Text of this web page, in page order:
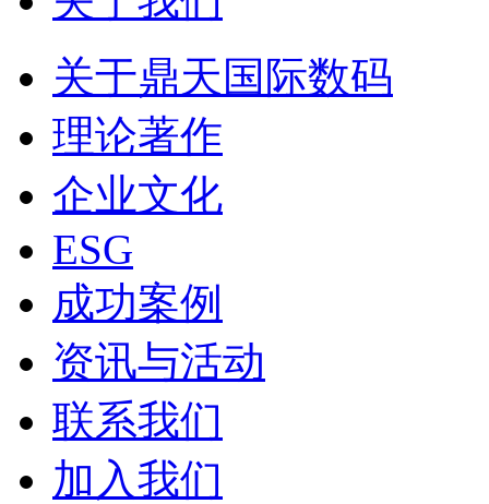
关于鼎天国际数码
理论著作
企业文化
ESG
成功案例
资讯与活动
联系我们
加入我们